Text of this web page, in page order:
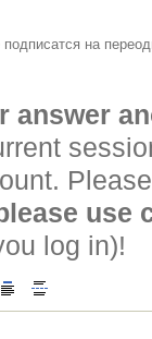
на
answer
use
log in)!